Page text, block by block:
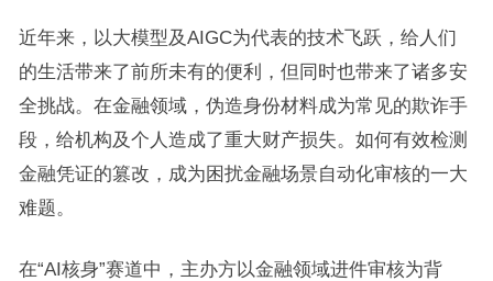
近年来，以大模型及AIGC为代表的技术飞跃，给人们
的生活带来了前所未有的便利，但同时也带来了诸多安
全挑战。在金融领域，伪造身份材料成为常见的欺诈手
段，给机构及个人造成了重大财产损失。如何有效检测
金融凭证的篡改，成为困扰金融场景自动化审核的一大
难题。
在“AI核身”赛道中，主办方以金融领域进件审核为背